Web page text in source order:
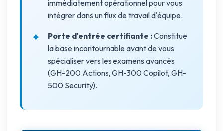
immédiatement opérationnel pour vous
intégrer dans un flux de travail d'équipe.
Porte d'entrée certifiante :Constitue
la base incontournable avant de vous
spécialiser vers les examens avancés
(GH-200 Actions, GH-300 Copilot, GH-
500 Security).